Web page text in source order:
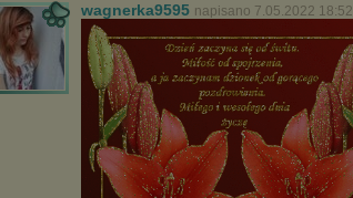
wagnerka9595 napisano 7.05.2022 18:52